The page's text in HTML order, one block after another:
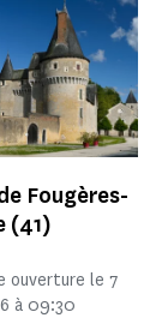
Fougères-
(41)
ouverture le 7
à 09:30